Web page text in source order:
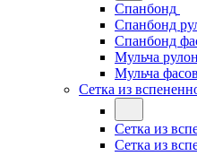
Спанбонд
Спанбонд
Спанбонд
Мульча
Мульча
Сетка из
Сетка из
Сетка из